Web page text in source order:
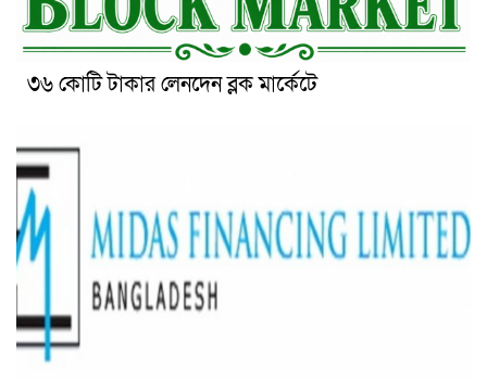
৩৬ কোটি টাকার লেনদেন ব্লক মার্কেটে